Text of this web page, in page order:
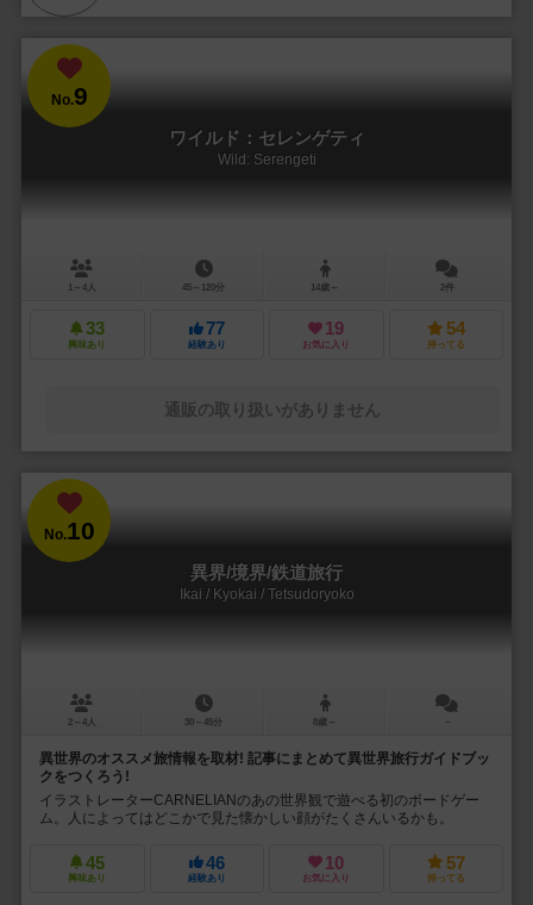
No.9
ワイルド：セレンゲティ
Wild: Serengeti
1～4人 45～120分 14歳～ 2件
33
興味あり
77
経験あり
19
お気に入り
54
持ってる
通販の取り扱いがありません
No.10
異界/境界/鉄道旅行
Ikai / Kyokai / Tetsudoryoko
2～4人 30～45分 8歳～ －
異世界のオススメ旅情報を取材! 記事にまとめて異世界旅行ガイドブッ
クをつくろう!
イラストレーターCARNELIANのあの世界観で遊べる初のボードゲー
ム。人によってはどこかで見た懐かしい顔がたくさんいるかも。
45
興味あり
46
経験あり
10
お気に入り
57
持ってる